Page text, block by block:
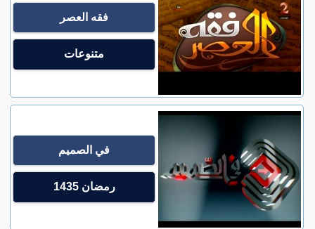
فقه العصر
متنوعات
في الصميم
رمضان 1435